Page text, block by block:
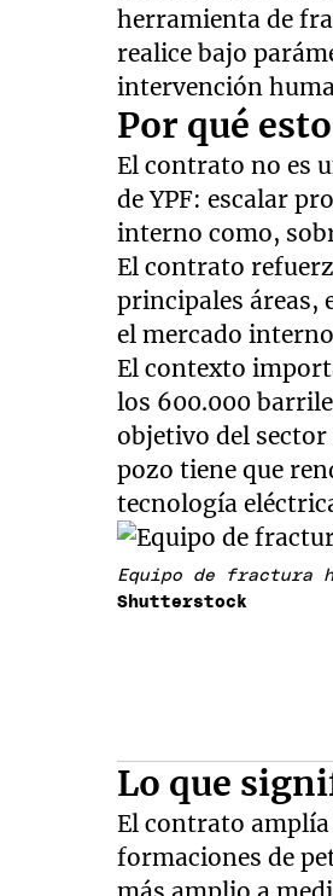
herramienta de
realice bajo
intervención
Por qué
El contrato no es
de YPF: escalar
interno como,
El contrato
principales áreas,
el mercado
El contexto
los 600.000
objetivo del
pozo tiene que
tecnología
Equipo de fractura
Shutterstock
Lo que
El contrato
formaciones de
más amplio a